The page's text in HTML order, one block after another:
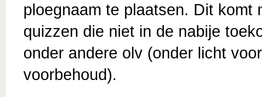
ploegnaam te plaatsen. Dit komt
quizzen die niet in de nabije
onder andere olv (onder licht
voorbehoud).